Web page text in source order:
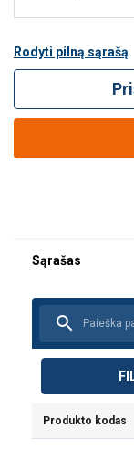
Rodyti pilną sąrašą
Produkto kodas
Medžiaga: